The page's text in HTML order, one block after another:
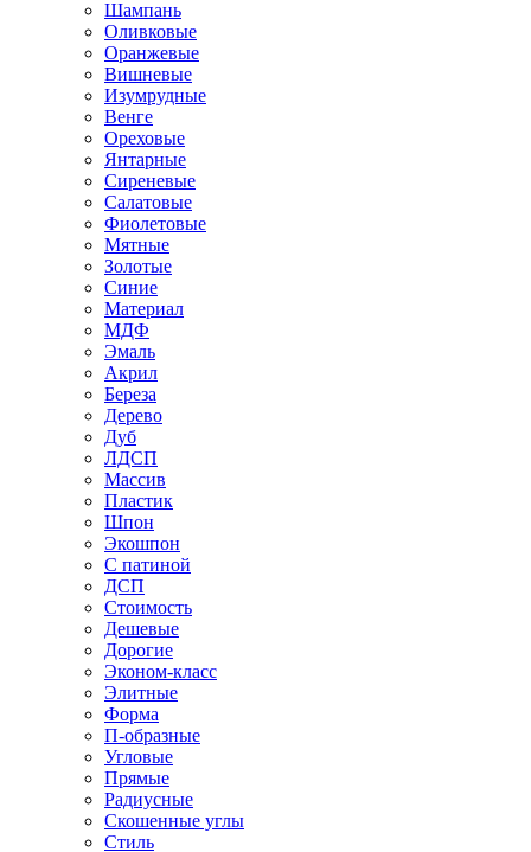
Шампань
Оливковые
Оранжевые
Вишневые
Изумрудные
Венге
Ореховые
Янтарные
Сиреневые
Салатовые
Фиолетовые
Мятные
Золотые
Синие
Материал
МДФ
Эмаль
Акрил
Береза
Дерево
Дуб
ЛДСП
Массив
Пластик
Шпон
Экошпон
С патиной
ДСП
Стоимость
Дешевые
Дорогие
Эконом-класс
Элитные
Форма
П-образные
Угловые
Прямые
Радиусные
Скошенные углы
Стиль